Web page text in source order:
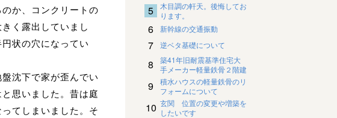
か、コンクリートの
く露出していまし
状の穴になってい
沈下で家が歪んでい
思いました。昔は庭
てしまいました。そ
5
木目調の軒天。後悔してお
ります。
6 新幹線の交通振動
7 逆ベタ基礎について
8
築41年旧耐震基準住宅大
手メーカー軽量鉄骨２階建
住宅のリノベーションにつ
いて
9
積水ハウスの軽量鉄骨のリ
フォームについて
10 玄関 位置の変更や増築を
したいです